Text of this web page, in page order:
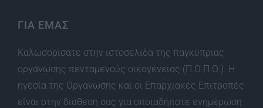
ΓΙΑ ΕΜΑΣ
Καλωσορίσατε στην ιστοσελίδα της παγκύπριας
οργάνωσης πενταμενούς οικογένειας (Π.Ο.Π.Ο.). Η
ηγεσία της Οργάνωσης και οι Επαρχιακές Επιτροπές
είναι στην διάθεση σας για οποιαδήποτε ενημέρωση